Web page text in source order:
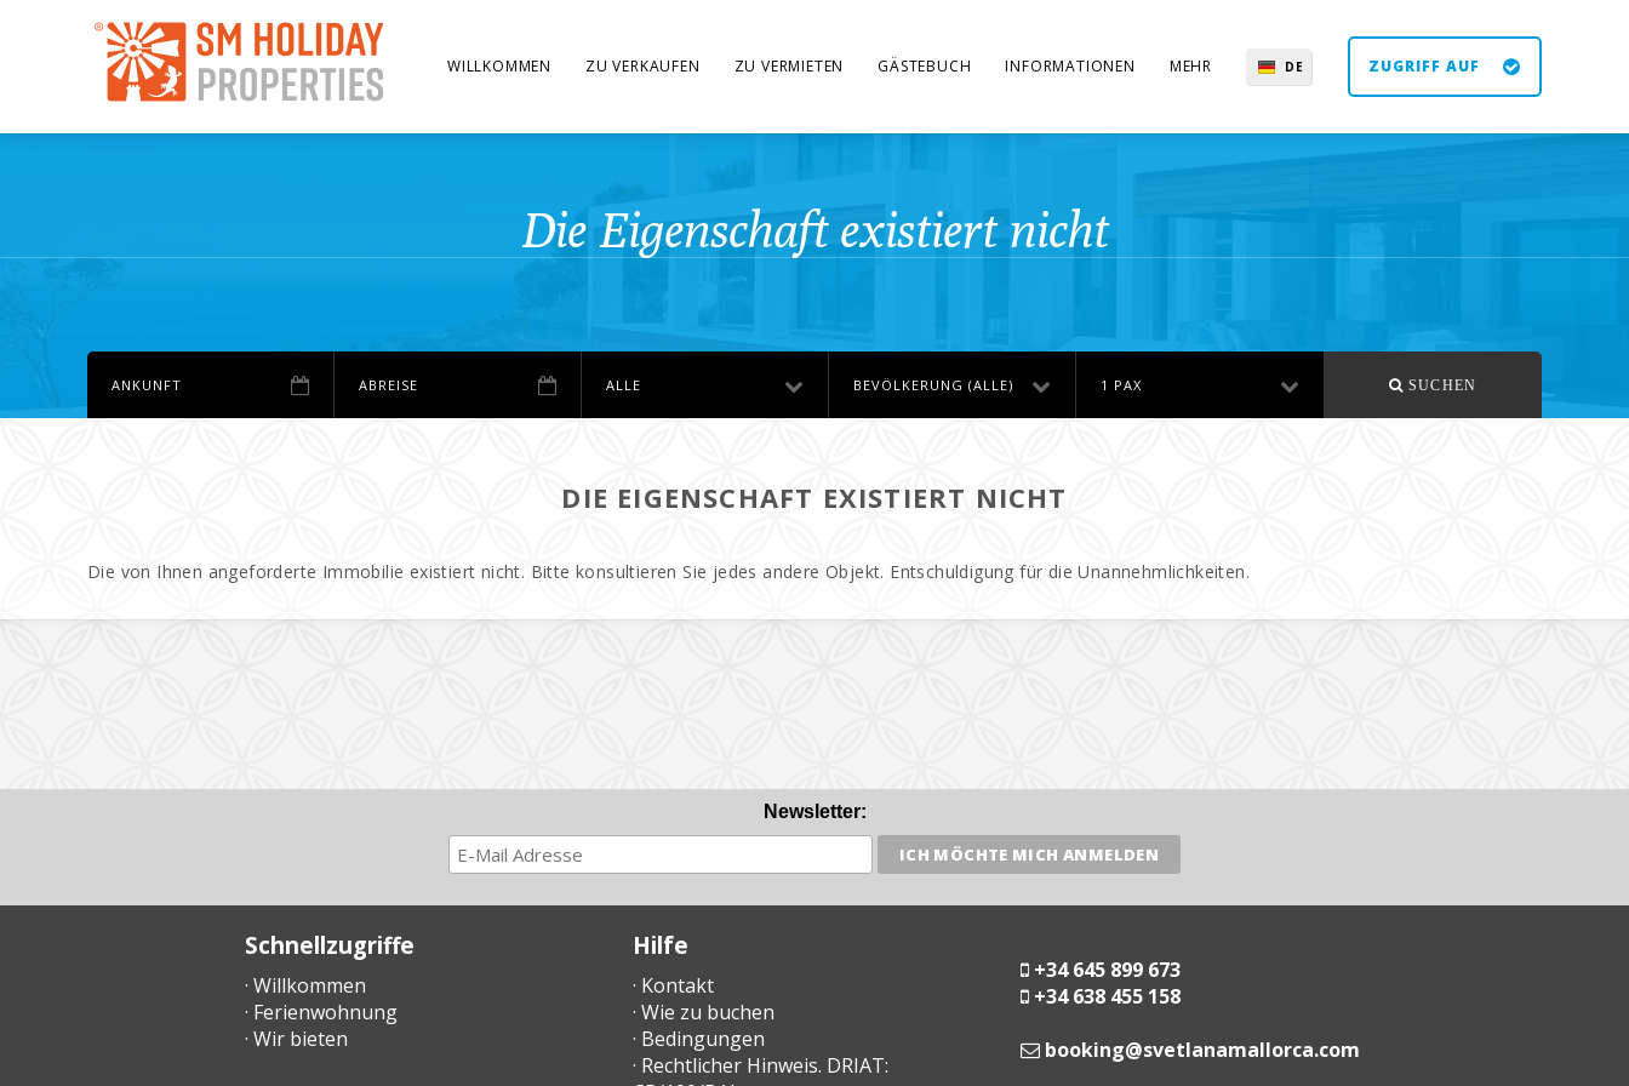
WILLKOMMEN ZU VERKAUFEN ZU VERMIETEN GÄSTEBUCH INFORMATIONEN MEHR DE ZUGRIFF AUF
Die Eigenschaft existiert nicht
ALLE BEVÖLKERUNG (ALLE) 1 PAX SUCHEN
DIE EIGENSCHAFT EXISTIERT NICHT
Die von Ihnen angeforderte Immobilie existiert nicht. Bitte konsultieren Sie jedes andere Objekt. Entschuldigung für die Unannehmlichkeiten.
Newsletter:
Schnellzugriffe
· Willkommen
· Ferienwohnung
· Wir bieten
Hilfe
· Kontakt
· Wie zu buchen
· Bedingungen
· Rechtlicher Hinweis. DRIAT:
+34 645 899 673
+34 638 455 158
moc.acrollamanaltevs@gnikoob